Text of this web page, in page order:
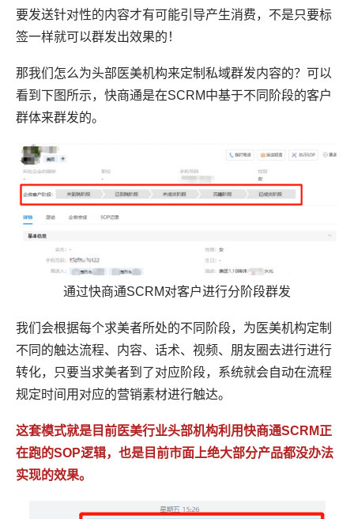
要发送针对性的内容才有可能引导产生消费，不是只要标
签一样就可以群发出效果的！
那我们怎么为头部医美机构来定制私域群发内容的？可以
看到下图所示，快商通是在SCRM中基于不同阶段的客户
群体来群发的。
通过快商通SCRM对客户进行分阶段群发
我们会根据每个求美者所处的不同阶段，为医美机构定制
不同的触达流程、内容、话术、视频、朋友圈去进行进行
转化，只要当求美者到了对应阶段，系统就会自动在流程
规定时间用对应的营销素材进行触达。
这套模式就是目前医美行业头部机构利用快商通SCRM正
在跑的SOP逻辑，也是目前市面上绝大部分产品都没办法
实现的效果。